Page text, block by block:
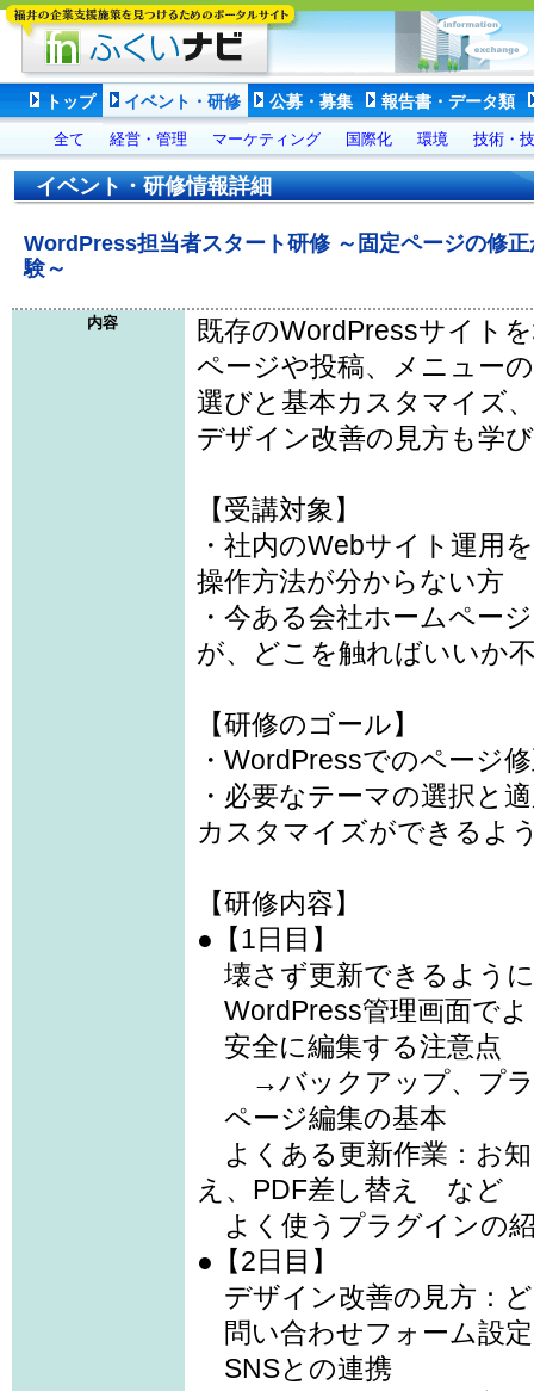
トップ イベント・研修 公募・募集 報告書・データ類
全て 経営・管理 マーケティング 国際化 環境 技術・
イベント・研修情報詳細
WordPress担当者スタート研修 ～固定ページの修
験～
内容
既存のWordPressサイト
ページや投稿、メニュー
選びと基本カスタマイズ
デザイン改善の見方も学
【受講対象】
・社内のWebサイト運用
操作方法が分からない方
・今ある会社ホームペー
が、どこを触ればいいか
【研修のゴール】
・WordPressでのページ
・必要なテーマの選択と
カスタマイズができるよ
【研修内容】
●【1日目】
壊さず更新できるよう
WordPress管理画面で
安全に編集する注意点
→バックアップ、プラ
ページ編集の基本
よくある更新作業：お
え、PDF差し替え など
よく使うプラグインの
●【2日目】
デザイン改善の見方：
問い合わせフォーム設
SNSとの連携